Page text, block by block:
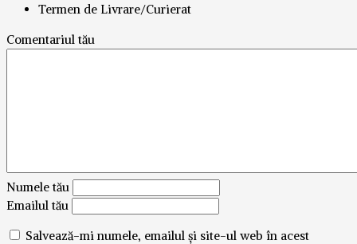
Termen de Livrare/Curierat
Comentariul tău
Numele tău
Emailul tău
Salvează-mi numele, emailul și site-ul web în acest